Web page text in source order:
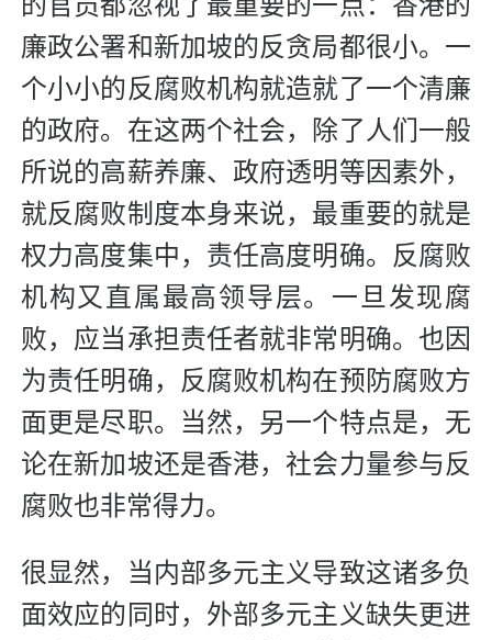
廉政公署和新加坡的反贪局都很小。一
个小小的反腐败机构就造就了一个清廉
的政府。在这两个社会，除了人们一般
所说的高薪养廉、政府透明等因素外，
就反腐败制度本身来说，最重要的就是
权力高度集中，责任高度明确。反腐败
机构又直属最高领导层。一旦发现腐
败，应当承担责任者就非常明确。也因
为责任明确，反腐败机构在预防腐败方
面更是尽职。当然，另一个特点是，无
论在新加坡还是香港，社会力量参与反
腐败也非常得力。
很显然，当内部多元主义导致这诸多负
面效应的同时，外部多元主义缺失更进